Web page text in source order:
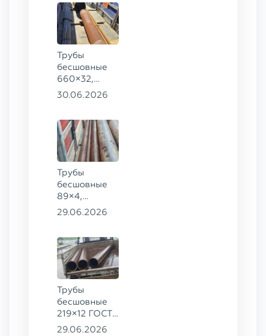
Трубы
бесшовные
660×32,
426×28,
8732-78
сталь 09Г2С
30.06.2026
Трубы
бесшовные
89×4,
203×20,
09Г2С
29.06.2026
Трубы
бесшовные
219×12 ГОСТ
8732-78, ст.
29.06.2026